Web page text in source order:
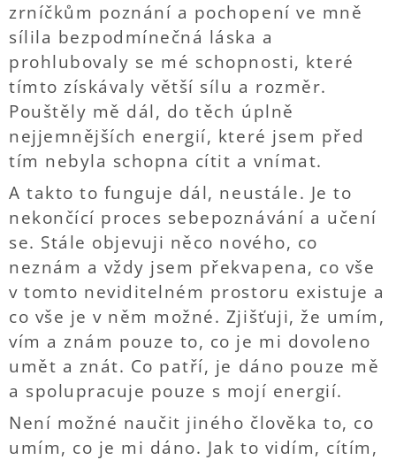
zrníčkům poznání a pochopení ve mně
sílila bezpodmínečná láska a
prohlubovaly se mé schopnosti, které
tímto získávaly větší sílu a rozměr.
Pouštěly mě dál, do těch úplně
nejjemnějších energií, které jsem před
tím nebyla schopna cítit a vnímat.
A takto to funguje dál, neustále. Je to
nekončící proces sebepoznávání a učení
se. Stále objevuji něco nového, co
neznám a vždy jsem překvapena, co vše
v tomto neviditelném prostoru existuje a
co vše je v něm možné. Zjišťuji, že umím,
vím a znám pouze to, co je mi dovoleno
umět a znát. Co patří, je dáno pouze mě
a spolupracuje pouze s mojí energií.
Není možné naučit jiného člověka to, co
umím, co je mi dáno. Jak to vidím, cítím,